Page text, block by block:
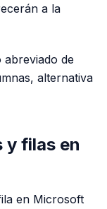
a la
abreviado de
alternativa
y filas en
en Microsoft